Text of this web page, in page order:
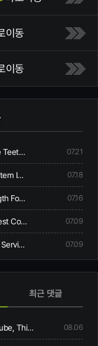
이동
이동
Totally Free Teeth Bleaching When You Begin Same-day Treatment 07.21
Urinary System Incontinence Symptoms And Causes 07.18
High Strength Focussed Ultrasound Hifu 07.16
A Clinical Test Comes Along In Skin Collagen, Hydration, Flexibility, Creases, Scalp, And Hair Problem Following 12-week Oral Consumption Of A Supplement Having Hydrolysed Collagen 07.09
Treatment, Service, And Area 07.09
최근 댓글
Liberate Porno Tube, Thirty Videos & Movies 08.06